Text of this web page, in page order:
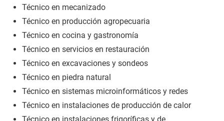
Técnico en mecanizado
Técnico en producción agropecuaria
Técnico en cocina y gastronomía
Técnico en servicios en restauración
Técnico en excavaciones y sondeos
Técnico en piedra natural
Técnico en sistemas microinformáticos y redes
Técnico en instalaciones de producción de calor